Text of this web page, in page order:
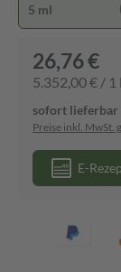
5 ml
26,76 €
5.352,00 € / 1 l
sofort lieferbar
Preise inkl. MwSt.
E-